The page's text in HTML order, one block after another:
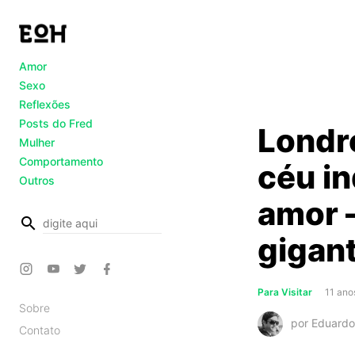
Amor
Sexo
Reflexões
Posts do Fred
Mulher
Comportamento
Outros
busca
Sobre
Contato
céu
amor
Para Visitar 11
por